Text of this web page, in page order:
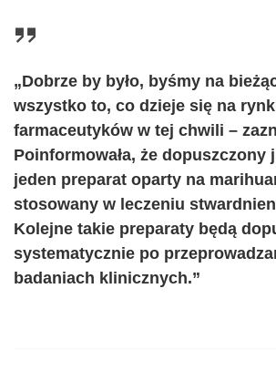
„Dobrze by było, byśmy na
wszystko to, co dzieje się na
farmaceutyków w tej chwili –
Poinformowała, że dopuszczony
jeden preparat oparty na
stosowany w leczeniu
Kolejne takie preparaty będą
systematycznie po
badaniach klinicznych.”